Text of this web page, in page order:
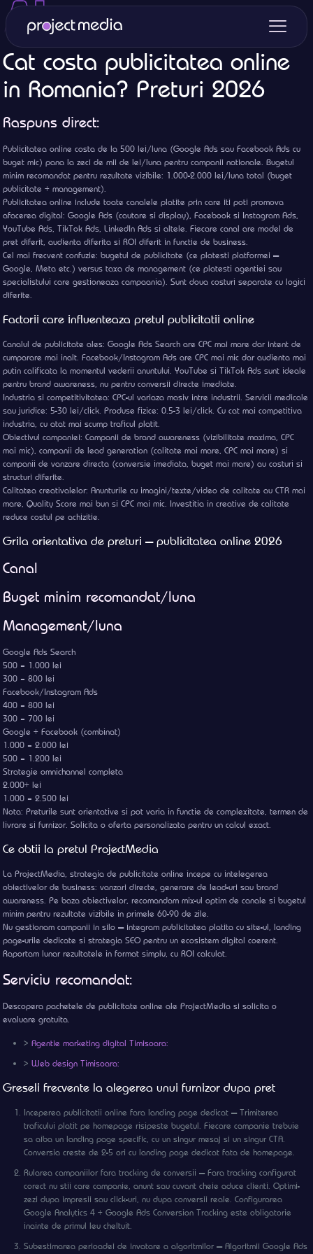
Cat costa publicitatea online
in Romania? Preturi 2026
Raspuns direct:
Publicitatea online costa de la 500 lei/luna (Google Ads sau Facebook Ads cu
buget mic) pana la zeci de mii de lei/luna pentru campanii nationale. Bugetul
minim recomandat pentru rezultate vizibile: 1.000-2.000 lei/luna total (buget
publicitate + management).
Publicitatea online include toate canalele platite prin care iti poti promova
afacerea digital: Google Ads (cautare si display), Facebook si Instagram Ads,
YouTube Ads, TikTok Ads, LinkedIn Ads si altele. Fiecare canal are model de
pret diferit, audienta diferita si ROI diferit in functie de business.
Cel mai frecvent confuzie: bugetul de publicitate (ce platesti platformei —
Google, Meta etc.) versus taxa de management (ce platesti agentiei sau
specialistului care gestioneaza campaania). Sunt doua costuri separate cu logici
diferite.
Factorii care influenteaza pretul publicitatii online
Canalul de publicitate ales: Google Ads Search are CPC mai mare dar intent de
cumparare mai inalt. Facebook/Instagram Ads are CPC mai mic dar audienta mai
putin calificata la momentul vederii anuntului. YouTube si TikTok Ads sunt ideale
pentru brand awareness, nu pentru conversii directe imediate.
Industria si competitivitatea: CPC-ul variaza masiv intre industrii. Servicii medicale
sau juridice: 5-30 lei/click. Produse fizice: 0.5-3 lei/click. Cu cat mai competitiva
industria, cu atat mai scump traficul platit.
Obiectivul campaniei: Campanii de brand awareness (vizibilitate maxima, CPC
mai mic), campanii de lead generation (calitate mai mare, CPC mai mare) si
campanii de vanzare directa (conversie imediata, buget mai mare) au costuri si
structuri diferite.
Calitatea creativalelor: Anunturile cu imagini/texte/video de calitate au CTR mai
mare, Quality Score mai bun si CPC mai mic. Investitia in creative de calitate
reduce costul pe achizitie.
Grila orientativa de preturi — publicitatea online 2026
Canal
Buget minim recomandat/luna
Management/luna
Google Ads Search
500 – 1.000 lei
300 – 800 lei
Facebook/Instagram Ads
400 – 800 lei
300 – 700 lei
Google + Facebook (combinat)
1.000 – 2.000 lei
500 – 1.200 lei
Strategie omnichannel completa
2.000+ lei
1.000 – 2.500 lei
Nota: Preturile sunt orientative si pot varia in functie de complexitate, termen de
livrare si furnizor. Solicita o oferta personalizata pentru un calcul exact.
Ce obtii la pretul ProjectMedia
La ProjectMedia, strategia de publicitate online incepe cu intelegerea
obiectivelor de business: vanzari directe, generare de lead-uri sau brand
awareness. Pe baza obiectivelor, recomandam mix-ul optim de canale si bugetul
minim pentru rezultate vizibile in primele 60-90 de zile.
Nu gestionam campanii in silo — integram publicitatea platita cu site-ul, landing
page-urile dedicate si strategia SEO pentru un ecosistem digital coerent.
Raportam lunar rezultatele in format simplu, cu ROI calculat.
Serviciu recomandat:
Descopera pachetele de publicitate online ale ProjectMedia si solicita o
evaluare gratuita.
>Agentie marketing digital Timisoara:
>Web design Timisoara:
Greseli frecvente la alegerea unui furnizor dupa pret
Inceperea publicitatii online fara landing page dedicat — Trimiterea
traficului platit pe homepage risipeste bugetul. Fiecare campanie trebuie
sa aiba un landing page specific, cu un singur mesaj si un singur CTA.
Conversia creste de 2-5 ori cu landing page dedicat fata de homepage.
Rularea campaniilor fara tracking de conversii — Fara tracking configurat
corect nu stii care campanie, anunt sau cuvant cheie aduce clienti. Optimi-
zezi dupa impresii sau click-uri, nu dupa conversii reale. Configurarea
Google Analytics 4 + Google Ads Conversion Tracking este obligatorie
inainte de primul leu cheltuit.
Subestimarea perioadei de invatare a algoritmilor — Algoritmii Google Ads